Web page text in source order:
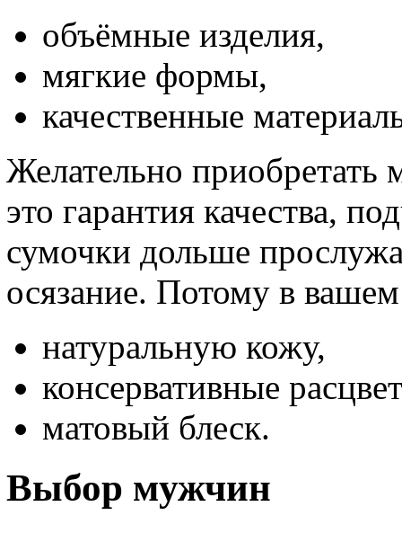
объёмные изделия,
мягкие формы,
качественные
Желательно приобретать
это гарантия качества,
сумочки дольше
осязание. Потому в вашем
натуральную кожу,
консервативные
матовый блеск.
Выбор мужчин